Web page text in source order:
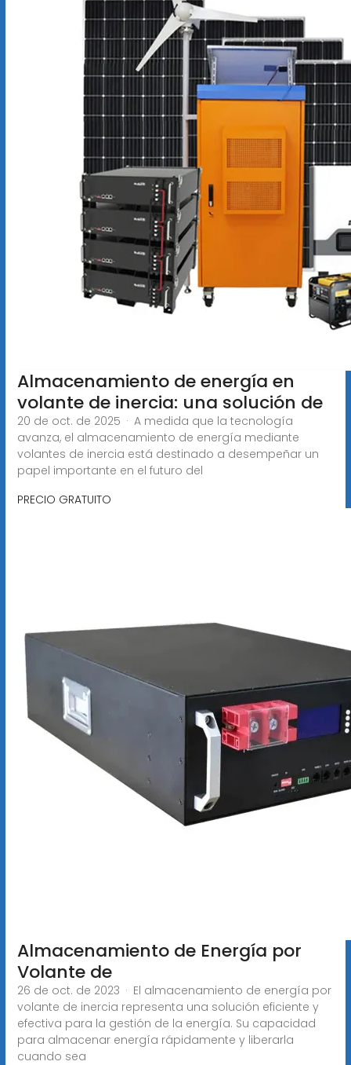
Almacenamiento de energía en
volante de inercia: una solución de
20 de oct. de 2025 · A medida que la tecnología
avanza, el almacenamiento de energía mediante
volantes de inercia está destinado a desempeñar un
papel importante en el futuro del
PRECIO GRATUITO
Almacenamiento de Energía por
Volante de
26 de oct. de 2023 · El almacenamiento de energía por
volante de inercia representa una solución eficiente y
efectiva para la gestión de la energía. Su capacidad
para almacenar energía rápidamente y liberarla
cuando sea